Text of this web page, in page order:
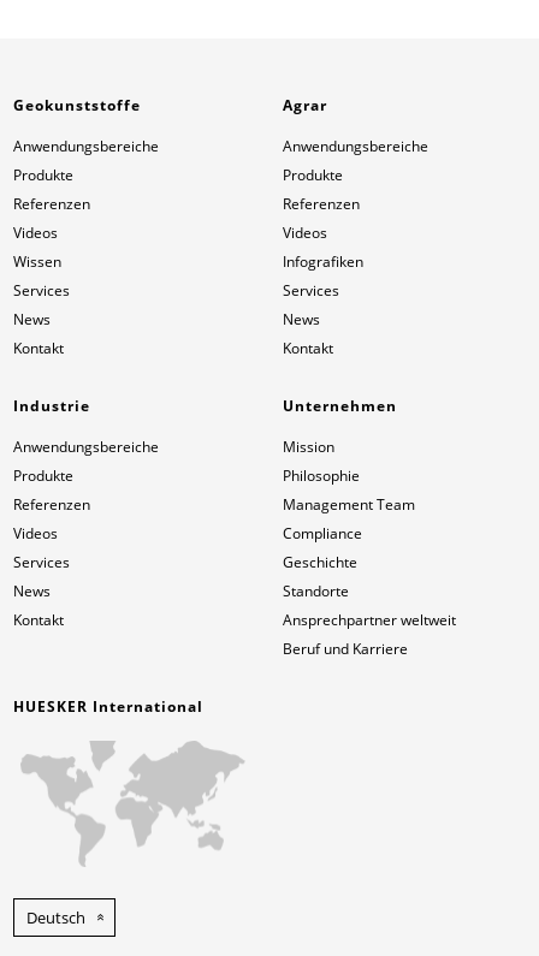
HUESKER International
Deutsch
Geokunststoffe
Anwendungsbereiche
Produkte
Referenzen
Videos
Wissen
Services
News
Kontakt
Agrar
Anwendungsbereiche
Produkte
Referenzen
Videos
Infografiken
Services
News
Kontakt
Industrie
Anwendungsbereiche
Produkte
Referenzen
Videos
Services
News
Kontakt
Unternehmen
Mission
Philosophie
Management Team
Compliance
Geschichte
Standorte
Ansprechpartner weltweit
Beruf und Karriere